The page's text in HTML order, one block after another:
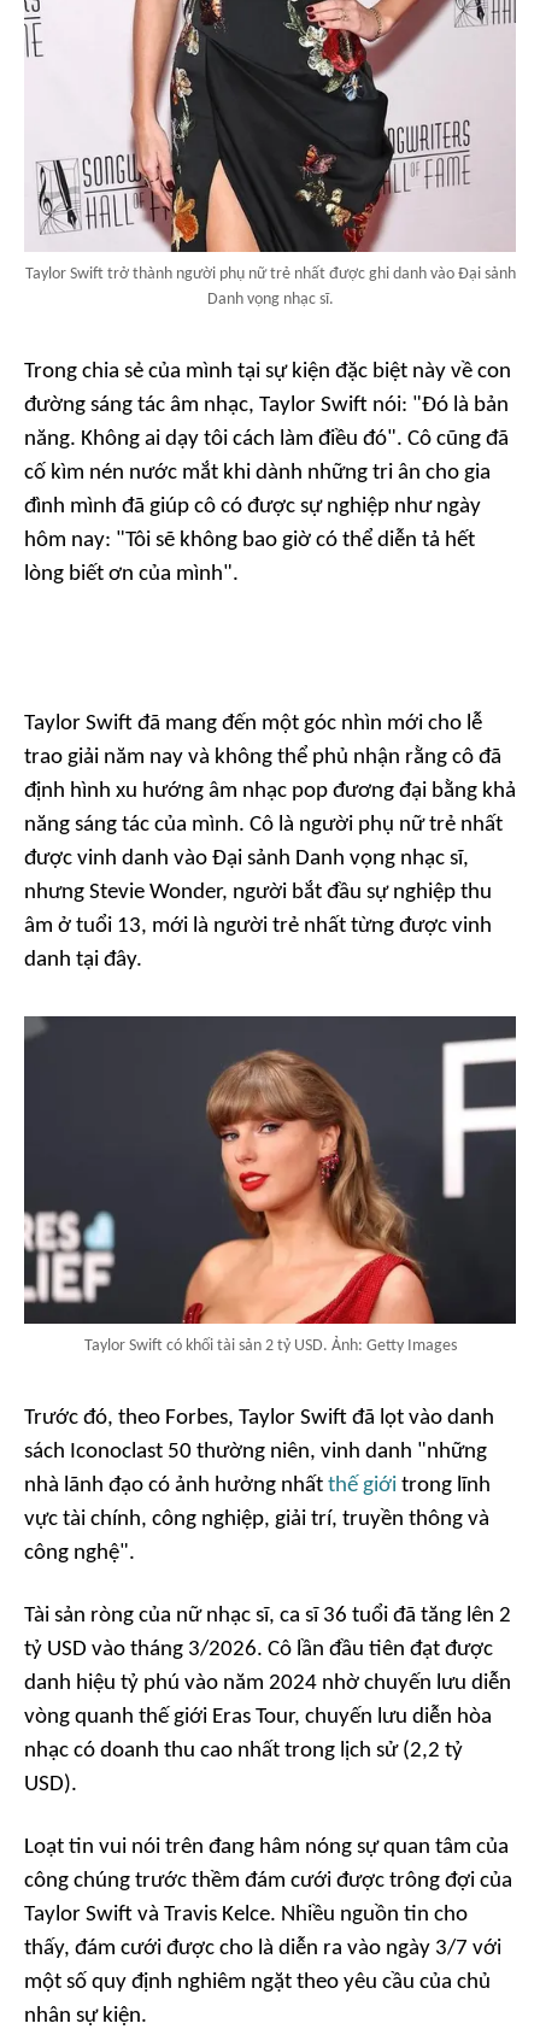
Taylor Swift trở thành người phụ nữ trẻ nhất được ghi danh vào Đại sảnh
Danh vọng nhạc sĩ.
Trong chia sẻ của mình tại sự kiện đặc biệt này về con
đường sáng tác âm nhạc, Taylor Swift nói: "Đó là bản
năng. Không ai dạy tôi cách làm điều đó". Cô cũng đã
cố kìm nén nước mắt khi dành những tri ân cho gia
đình mình đã giúp cô có được sự nghiệp như ngày
hôm nay: "Tôi sẽ không bao giờ có thể diễn tả hết
lòng biết ơn của mình".
Taylor Swift đã mang đến một góc nhìn mới cho lễ
trao giải năm nay và không thể phủ nhận rằng cô đã
định hình xu hướng âm nhạc pop đương đại bằng khả
năng sáng tác của mình. Cô là người phụ nữ trẻ nhất
được vinh danh vào Đại sảnh Danh vọng nhạc sĩ,
nhưng Stevie Wonder, người bắt đầu sự nghiệp thu
âm ở tuổi 13, mới là người trẻ nhất từng được vinh
danh tại đây.
Taylor Swift có khối tài sản 2 tỷ USD. Ảnh: Getty Images
Trước đó, theo Forbes, Taylor Swift đã lọt vào danh
sách Iconoclast 50 thường niên, vinh danh "những
nhà lãnh đạo có ảnh hưởng nhất thế giới trong lĩnh
vực tài chính, công nghiệp, giải trí, truyền thông và
công nghệ".
Tài sản ròng của nữ nhạc sĩ, ca sĩ 36 tuổi đã tăng lên 2
tỷ USD vào tháng 3/2026. Cô lần đầu tiên đạt được
danh hiệu tỷ phú vào năm 2024 nhờ chuyến lưu diễn
vòng quanh thế giới Eras Tour, chuyến lưu diễn hòa
nhạc có doanh thu cao nhất trong lịch sử (2,2 tỷ
USD).
Loạt tin vui nói trên đang hâm nóng sự quan tâm của
công chúng trước thềm đám cưới được trông đợi của
Taylor Swift và Travis Kelce. Nhiều nguồn tin cho
thấy, đám cưới được cho là diễn ra vào ngày 3/7 với
một số quy định nghiêm ngặt theo yêu cầu của chủ
nhân sự kiện.